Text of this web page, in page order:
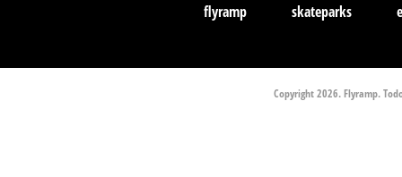
flyramp skateparks
Copyright 2026. Flyramp.